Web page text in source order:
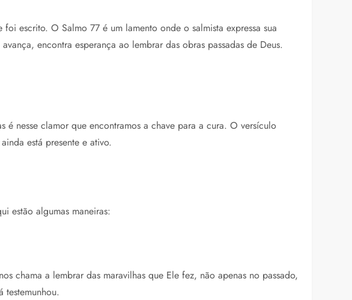
escrito. O Salmo 77 é um lamento onde o salmista expressa sua
encontra esperança ao lembrar das obras passadas de Deus.
é nesse clamor que encontramos a chave para a cura. O versículo
está presente e ativo.
estão algumas maneiras:
nos chama a lembrar das maravilhas que Ele fez, não apenas no passado,
testemunhou.